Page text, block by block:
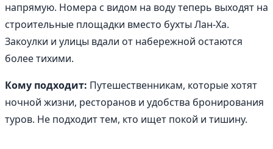
напрямую. Номера с видом на воду теперь выходят на
строительные площадки вместо бухты Лан-Ха.
Закоулки и улицы вдали от набережной остаются
более тихими.
Кому подходит: Путешественникам, которые хотят
ночной жизни, ресторанов и удобства бронирования
туров. Не подходит тем, кто ищет покой и тишину.